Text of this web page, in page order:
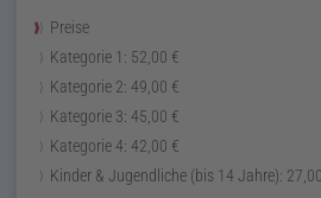
Preise
Kategorie 1: 52,00 €
Kategorie 2: 49,00 €
Kategorie 3: 45,00 €
Kategorie 4: 42,00 €
Kinder & Jugendliche (bis 14 Jahre): 27,00